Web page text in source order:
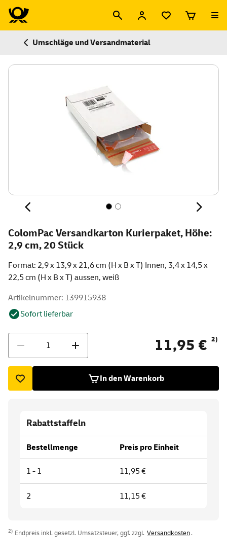
Umschläge und Versandmaterial
ColomPac Versandkarton Kurierpaket, Höhe:
2,9 cm, 20 Stück
Format: 2,9 x 13,9 x 21,6 cm (H x B x T) Innen, 3,4 x 14,5 x
22,5 cm (H x B x T) aussen, weiß
Artikelnummer: 139915938
Sofort lieferbar
11,95 € 2)
In den Warenkorb
Rabattstaffeln
Bestellmenge Preis pro Einheit
1 - 1 11,95 €
2 11,15 €
2) Endpreis inkl. gesetzl. Umsatzsteuer, ggf. zzgl. Versandkosten.